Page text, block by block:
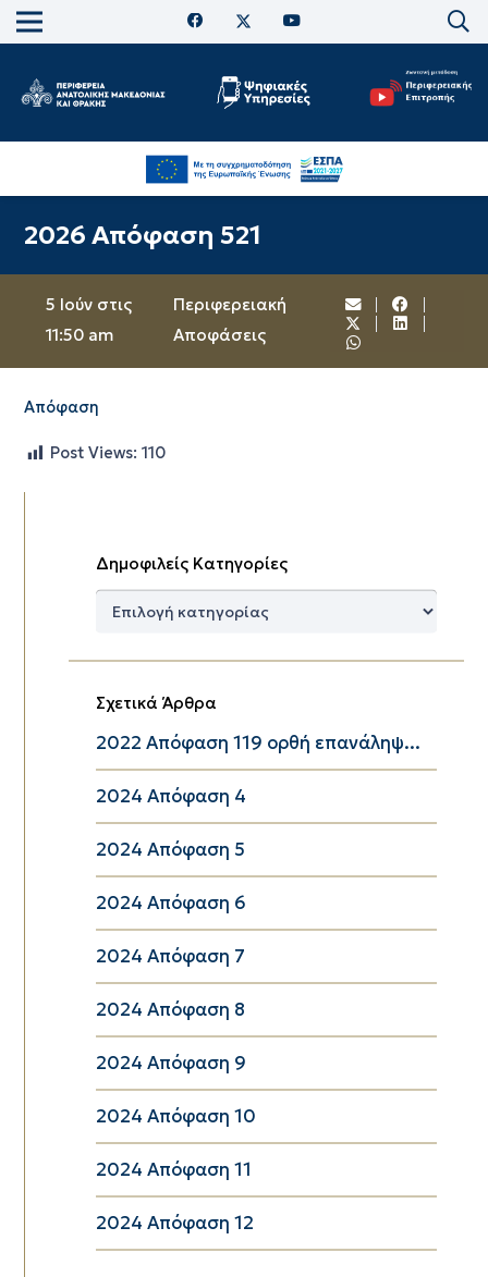
2026 Απόφαση 521
5 Ιούν στις
11:50 am
Περιφερειακή
Αποφάσεις
Απόφαση
Post Views: 110
Δημοφιλείς Κατηγορίες
Δημοφιλείς
Σχετικά Άρθρα
2022 Απόφαση 119 ορθή επανάληψ...
2024 Απόφαση 4
2024 Απόφαση 5
2024 Απόφαση 6
2024 Απόφαση 7
2024 Απόφαση 8
2024 Απόφαση 9
2024 Απόφαση 10
2024 Απόφαση 11
2024 Απόφαση 12